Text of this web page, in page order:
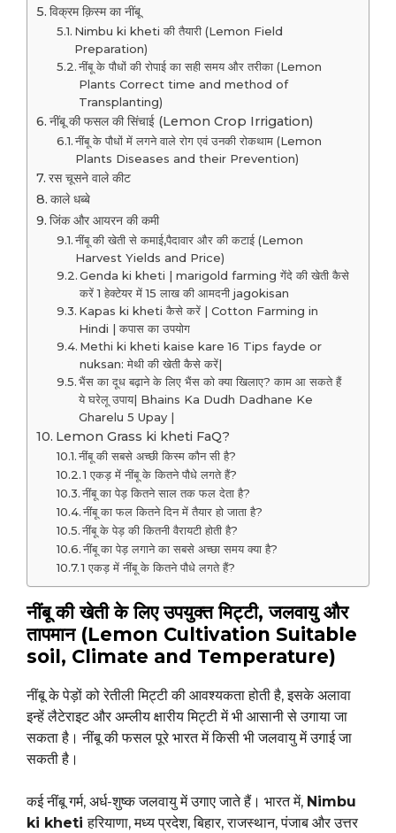
विक्रम क़िस्म का नींबू
Nimbu ki kheti की तैयारी (Lemon Field
Preparation)
नींबू के पौधों की रोपाई का सही समय और तरीका (Lemon
Plants Correct time and method of
Transplanting)
नींबू की फसल की सिंचाई (Lemon Crop Irrigation)
नींबू के पौधों में लगने वाले रोग एवं उनकी रोकथाम (Lemon
Plants Diseases and their Prevention)
रस चूसने वाले कीट
काले धब्बे
जिंक और आयरन की कमी
नींबू की खेती से कमाई,पैदावार और की कटाई (Lemon
Harvest Yields and Price)
Genda ki kheti | marigold farming गेंदे की खेती कैसे
करें 1 हेक्टेयर में 15 लाख की आमदनी jagokisan
Kapas ki kheti कैसे करें | Cotton Farming in
Hindi | कपास का उपयोग
Methi ki kheti kaise kare 16 Tips fayde or
nuksan: मेथी की खेती कैसे करें|
भैंस का दूध बढ़ाने के लिए भैंस को क्या खिलाए? काम आ सकते हैं
ये घरेलू उपाय| Bhains Ka Dudh Dadhane Ke
Gharelu 5 Upay |
Lemon Grass ki kheti FaQ?
नींबू की सबसे अच्छी किस्म कौन सी है?
1 एकड़ में नींबू के कितने पौधे लगते हैं?
नींबू का पेड़ कितने साल तक फल देता है?
नींबू का फल कितने दिन में तैयार हो जाता है?
नींबू के पेड़ की कितनी वैरायटी होती है?
नींबू का पेड़ लगाने का सबसे अच्छा समय क्या है?
1 एकड़ में नींबू के कितने पौधे लगते हैं?
नींबू की खेती के लिए उपयुक्त मिट्टी, जलवायु और
तापमान (Lemon Cultivation Suitable
soil, Climate and Temperature)
नींबू के पेड़ों को रेतीली मिट्टी की आवश्यकता होती है, इसके अलावा
इन्हें लैटेराइट और अम्लीय क्षारीय मिट्टी में भी आसानी से उगाया जा
सकता है। नींबू की फसल पूरे भारत में किसी भी जलवायु में उगाई जा
सकती है।
कई नींबू गर्म, अर्ध-शुष्क जलवायु में उगाए जाते हैं। भारत में, Nimbu
ki khetiहरियाणा, मध्य प्रदेश, बिहार, राजस्थान, पंजाब और उत्तर